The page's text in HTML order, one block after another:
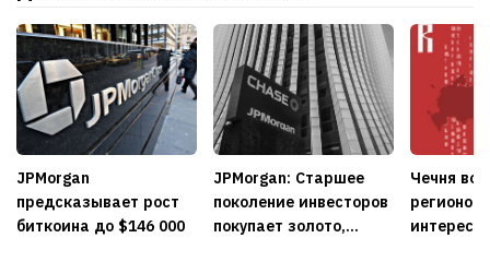
JPMorgan
предсказывает рост
биткоина до $146 000
JPMorgan: Старшее
поколение инвесторов
покупает золото,...
Чечня во
регионов